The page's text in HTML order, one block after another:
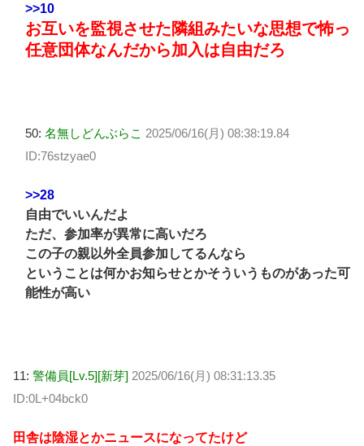
>>10
お互いを監視させた隣組みたいな思想で怖っ
任意団体なんだから加入は自由だろ
50: 名無しどんぶらこ 2025/06/16(月) 08:38:19.84
ID:76stzyae0
>>28
自由でいいんだよ
ただ、参加率が異常に高いだろ
この子の親以外全員参加してるんなら
ということは何かお知らせとかそういうものがあった可
能性が高い
11: 警備員[Lv.5][新芽] 2025/06/16(月) 08:31:13.35
ID:0L+04bck0
田舎は陰湿とかニュースになってたけど